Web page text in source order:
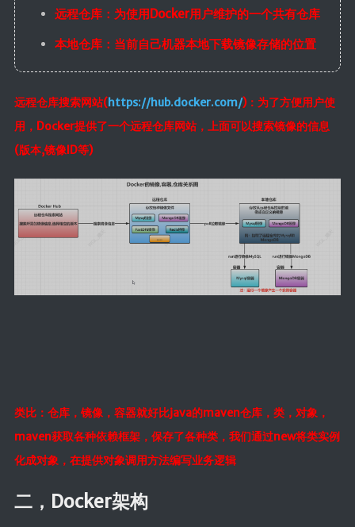
远程仓库：为使用Docker用户维护的一个共有仓库
本地仓库：当前自己机器本地下载镜像存储的位置
远程仓库搜索网站(https://hub.docker.com/)：为了方便用户使
用，Docker提供了一个远程仓库网站，上面可以搜索镜像的信息
(版本,镜像ID等)
类比：仓库，镜像，容器就好比java的maven仓库，类，对象，
maven获取各种依赖框架，保存了各种类，我们通过new将类实例
化成对象，在提供对象调用方法编写业务逻辑
二，Docker架构